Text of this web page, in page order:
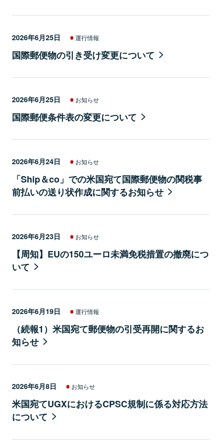
2026年6月25日 運行情報
国際郵便物の引き受け変更について
2026年6月25日 お知らせ
国際郵便条件表の変更について
2026年6月24日 お知らせ
「Ship＆co」での米国宛て国際郵便物の関税事
前払いの送り状作成に関するお知らせ
2026年6月23日 お知らせ
【周知】EUの150ユーロ未満免税措置の撤廃につ
いて
2026年6月19日 運行情報
（続報1）米国宛て郵便物の引受再開に関するお
知らせ
2026年6月8日 お知らせ
米国宛てUGXにおけるCPSC規制に係る対応方法
について